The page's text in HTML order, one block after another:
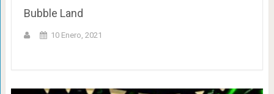
Bubble Land
10 Enero, 2021